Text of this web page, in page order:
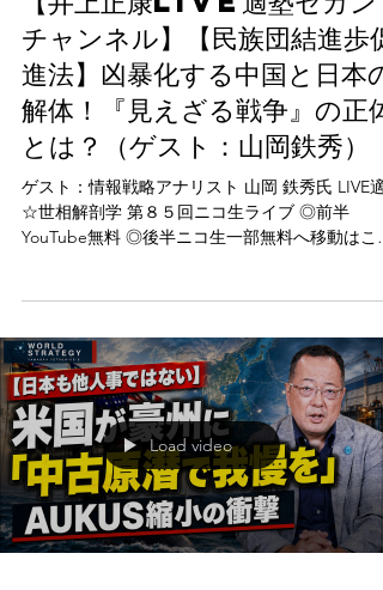
7月24日
【井上正康LIVE適塾セカン
チャンネル】【民族団結進歩促
進法】凶暴化する中国と日本の
解体！『見えざる戦争』の正体
とは？（ゲスト：山岡鉄秀）
☆世相解剖学 第８５回ニコ生ライブ ◎前半
YouTube無料 ◎後半ニコ生一部無料へ移動はこち
ら（事前にタイムシフト予約が必要）
▶https://live.nicovideo.jp/watch/lv350928142
Load video